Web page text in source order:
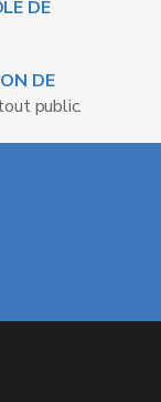
DE
DE
public.